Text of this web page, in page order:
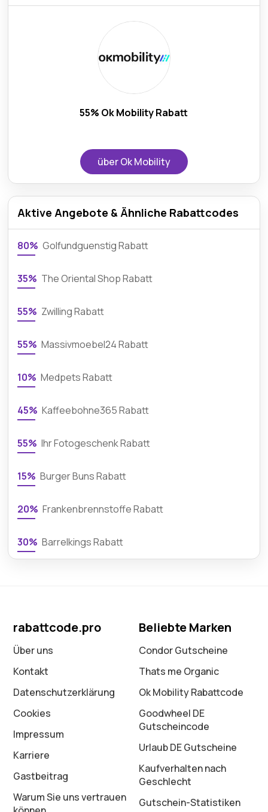
55% Ok Mobility Rabatt
über Ok Mobility
Aktive Angebote & Ähnliche Rabattcodes
80% Golfundguenstig Rabatt
35% The Oriental Shop Rabatt
55% Zwilling Rabatt
55% Massivmoebel24 Rabatt
10% Medpets Rabatt
45% Kaffeebohne365 Rabatt
55% Ihr Fotogeschenk Rabatt
15% Burger Buns Rabatt
20% Frankenbrennstoffe Rabatt
30% Barrelkings Rabatt
rabattcode.pro
Über uns
Kontakt
Datenschutz­erklärung
Cookies
Impressum
Karriere
Gastbeitrag
Warum Sie uns vertrauen
Beliebte Marken
Condor Gutscheine
Thats me Organic
Ok Mobility Rabattcode
Goodwheel DE
Gutscheincode
Urlaub DE Gutscheine
Kaufverhalten nach
Geschlecht
Gutschein-Statistiken